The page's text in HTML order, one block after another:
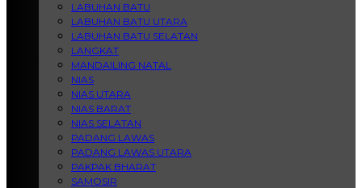
LABUHAN BATU
LABUHAN BATU UTARA
LABUHAN BATU SELATAN
LANGKAT
MANDAILING NATAL
NIAS
NIAS UTARA
NIAS BARAT
NIAS SELATAN
PADANG LAWAS
PADANG LAWAS UTARA
PAKPAK BHARAT
SAMOSIR